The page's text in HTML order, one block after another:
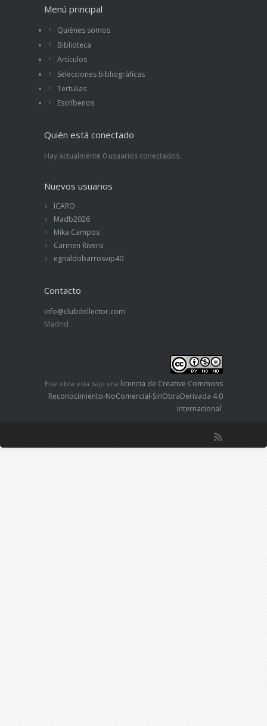
Menú principal
Quiénes somos
Biblioteca
Artículos
Selecciones bibliográficas
Tertulias
Escríbenos
Quién está conectado
Hay actualmente 0 usuarios conectados.
Nuevos usuarios
ICARO
Madb2026
Mika Campos
Carmen Rivero
egnaldobarrosvip40
Contacto
info@clubdellector.com
Madrid
Este obra está bajo una licencia de Creative Commons
Reconocimiento-NoComercial-SinObraDerivada 4.0
Internacional.